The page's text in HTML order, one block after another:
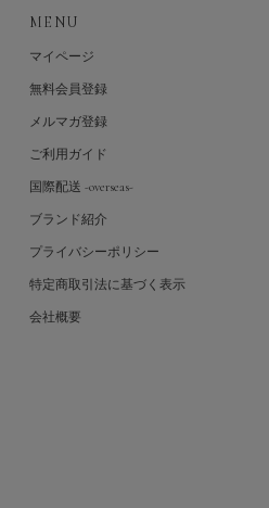
MENU
マイページ
無料会員登録
メルマガ登録
ご利用ガイド
国際配送 -overseas-
ブランド紹介
プライバシーポリシー
特定商取引法に基づく表示
会社概要